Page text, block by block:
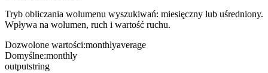
Tryb obliczania wolumenu wyszukiwań: miesięczny lub uśredniony.
Wpływa na wolumen, ruch i wartość ruchu.
Dozwolone wartości:monthlyaverage
Domyślne:monthly
outputstring